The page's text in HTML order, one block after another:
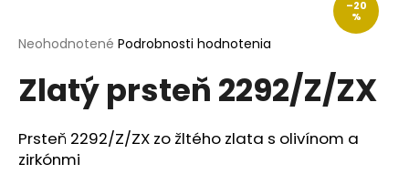
Priemerné
produktu
je
z
5
hviezdičiek.
Neohodnotené Podrobnosti hodnotenia
Zlatý prsteň 2292/Z/ZX
Prsteň 2292/Z/ZX zo žltého zlata s olivínom a
zirkónmi
–20
%
j
ť